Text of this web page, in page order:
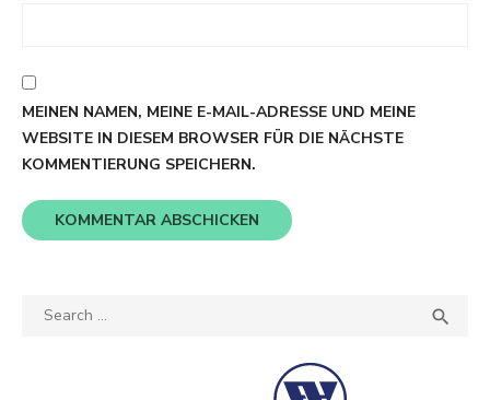
MEINEN NAMEN, MEINE E-MAIL-ADRESSE UND MEINE
WEBSITE IN DIESEM BROWSER FÜR DIE NÄCHSTE
KOMMENTIERUNG SPEICHERN.
Search
